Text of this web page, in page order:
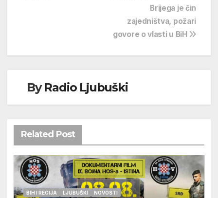
Brijega je čin
zajedništva, požari
govore o vlasti u BiH
ByRadio Ljubuški
Related Post
BIH I REGIJA LJUBUŠKI NOVOSTI